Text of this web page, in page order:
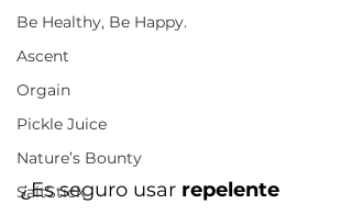
Be Healthy, Be Happy.
Ascent
Orgain
Pickle Juice
Nature’s Bounty
SaltStick
¿Es seguro usar repelente